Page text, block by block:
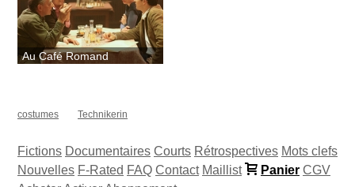
Au Café Romand
costumes Technikerin
Fictions Documentaires Courts Rétrospectives Mots clefs
Nouvelles F-Rated FAQ Contact Maillist Panier CGV